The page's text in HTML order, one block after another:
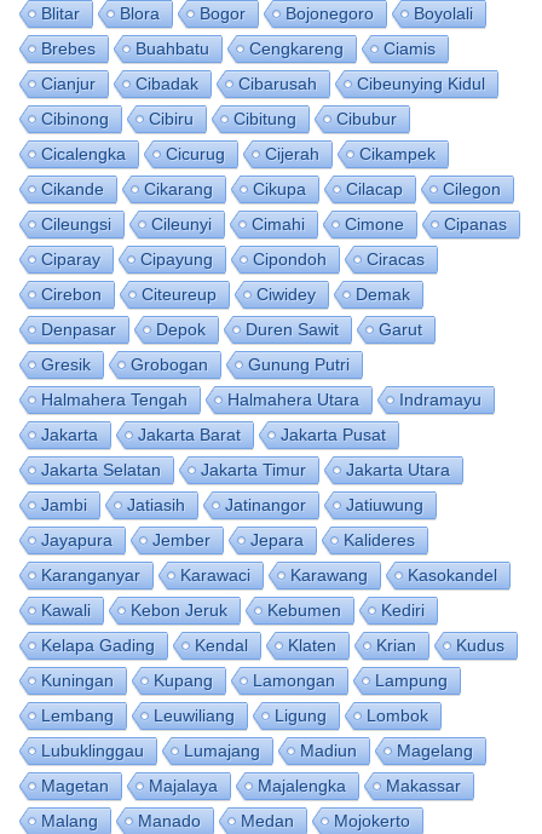
Blitar
Blora Bogor Bojonegoro
Boyolali
Brebes
Buahbatu Cengkareng
Ciamis
Cianjur
Cibadak Cibarusah
Cibeunying Kidul
Cibinong
Cibiru Cibitung
Cibubur
Cicalengka
Cicurug Cijerah
Cikampek
Cikande
Cikarang Cikupa Cilacap
Cilegon
Cileungsi
Cileunyi Cimahi Cimone
Cipanas
Ciparay
Cipayung Cipondoh
Ciracas
Cirebon
Citeureup Ciwidey
Demak
Denpasar
Depok Duren Sawit
Garut
Gresik
Grobogan
Gunung Putri
Halmahera Tengah
Halmahera Utara
Indramayu
Jakarta
Jakarta Barat
Jakarta Pusat
Jakarta Selatan
Jakarta Timur
Jakarta Utara
Jambi
Jatiasih Jatinangor
Jatiuwung
Jayapura
Jember Jepara
Kalideres
Karanganyar
Karawaci Karawang
Kasokandel
Kawali
Kebon Jeruk Kebumen
Kediri
Kelapa Gading
Kendal Klaten Krian
Kudus
Kuningan
Kupang Lamongan
Lampung
Lembang
Leuwiliang Ligung
Lombok
Lubuklinggau
Lumajang Madiun
Magelang
Magetan
Majalaya Majalengka
Makassar
Malang
Manado Medan
Mojokerto